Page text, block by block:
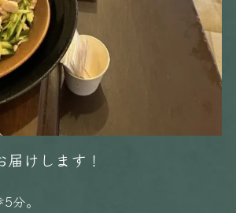
けします！
分。